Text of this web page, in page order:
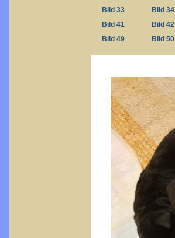
Bild 33
Bild 34
Bild 41
Bild 42
Bild 49
Bild 50